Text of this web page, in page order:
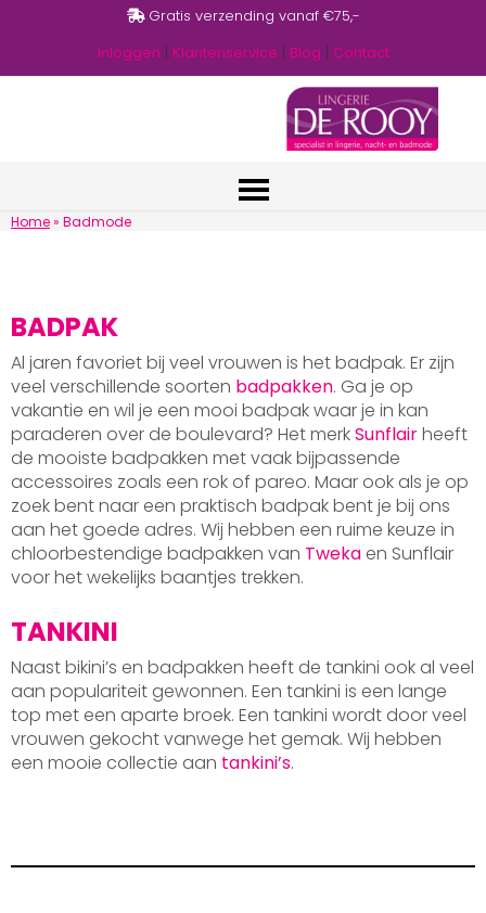
Gratis verzending vanaf €75,-
Inloggen | Klantenservice | Blog | Contact
Home» Badmode
BADPAK
Al jaren favoriet bij veel vrouwen is het badpak. Er zijn
veel verschillende soorten badpakken. Ga je op
vakantie en wil je een mooi badpak waar je in kan
paraderen over de boulevard? Het merkSunflairheeft
de mooiste badpakken met vaak bijpassende
accessoires zoals een rok of pareo. Maar ook als je op
zoek bent naar een praktisch badpak bent je bij ons
aan het goede adres. Wij hebben een ruime keuze in
chloorbestendige badpakken van Tweka en Sunflair
voor het wekelijks baantjes trekken.
TANKINI
Naast bikini’s en badpakken heeft de tankini ook al veel
aan populariteit gewonnen. Een tankini is een lange
top met een aparte broek. Een tankini wordt door veel
vrouwen gekocht vanwege het gemak. Wij hebben
een mooie collectie aan tankini’s.